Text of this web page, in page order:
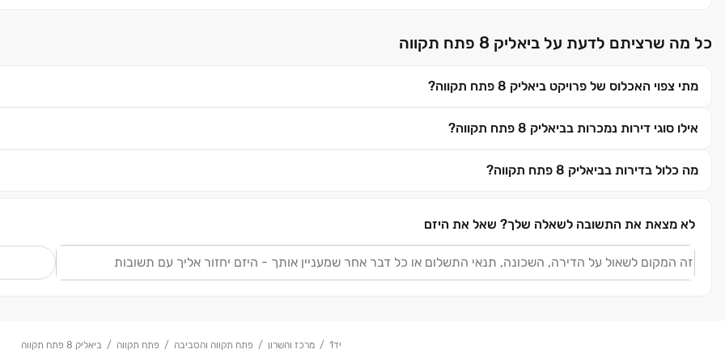
כל מה שרציתם לדעת על ביאליק 8 פתח תקווה
מתי צפוי האכלוס של פרויקט ביאליק 8 פתח תקווה?
אילו סוגי דירות נמכרות בביאליק 8 פתח תקווה?
מה כלול בדירות בביאליק 8 פתח תקווה?
לא מצאת את התשובה לשאלה שלך? שאל את היזם
יד1 מרכז והשרון פתח תקווה והסביבה פתח תקווה ביאליק 8 פתח תקווה